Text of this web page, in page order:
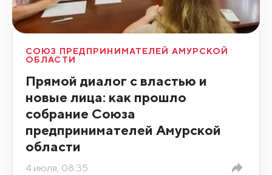
СОЮЗ ПРЕДПРИНИМАТЕЛЕЙ АМУРСКОЙ
ОБЛАСТИ
Прямой диалог с властью и
новые лица: как прошло
собрание Союза
предпринимателей Амурской
области
4 июля, 08:35